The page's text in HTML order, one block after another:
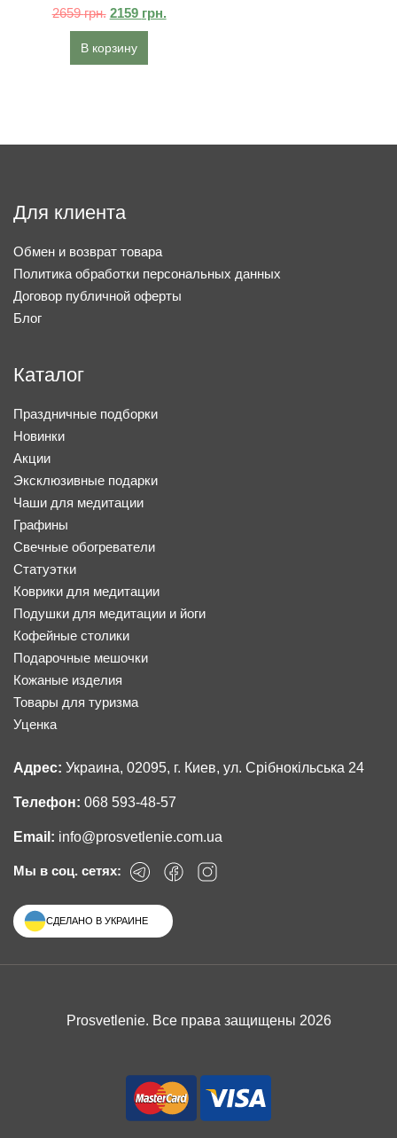
2659грн. 2159 грн.
В корзину
Для клиента
Обмен и возврат товара
Политика обработки персональных данных
Договор публичной оферты
Блог
Каталог
Праздничные подборки
Новинки
Акции
Эксклюзивные подарки
Чаши для медитации
Графины
Свечные обогреватели
Статуэтки
Коврики для медитации
Подушки для медитации и йоги
Кофейные столики
Подарочные мешочки
Кожаные изделия
Товары для туризма
Уценка
Адрес: Украина, 02095, г. Киев, ул. Срібнокільська 24
Телефон: 068 593-48-57
Email: info@prosvetlenie.com.ua
Мы в соц. сетях:
СДЕЛАНО В УКРАИНЕ
Prosvetlenie. Все права защищены 2026